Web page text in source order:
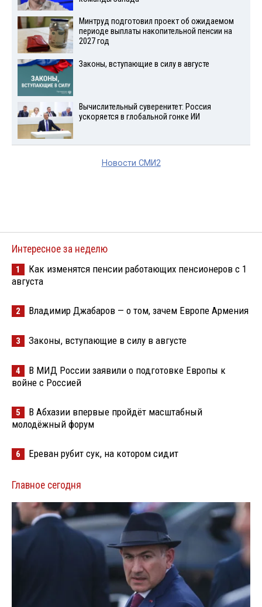
Минтруд подготовил проект об ожидаемом
периоде выплаты накопительной пенсии на
2027 год
Законы, вступающие в силу в августе
Вычислительный суверенитет: Россия
ускоряется в глобальной гонке ИИ
Новости СМИ2
Интересное за неделю
1
Как изменятся пенсии работающих пенсионеров с 1
августа
2 Владимир Джабаров — о том, зачем Европе Армения
3 Законы, вступающие в силу в августе
4
В МИД России заявили о подготовке Европы к
войне с Россией
5
В Абхазии впервые пройдёт масштабный
молодёжный форум
6 Ереван рубит сук, на котором сидит
Главное сегодня